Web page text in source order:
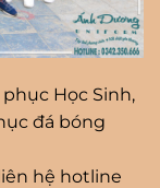
Học Sinh,
đá bóng
hệ hotline